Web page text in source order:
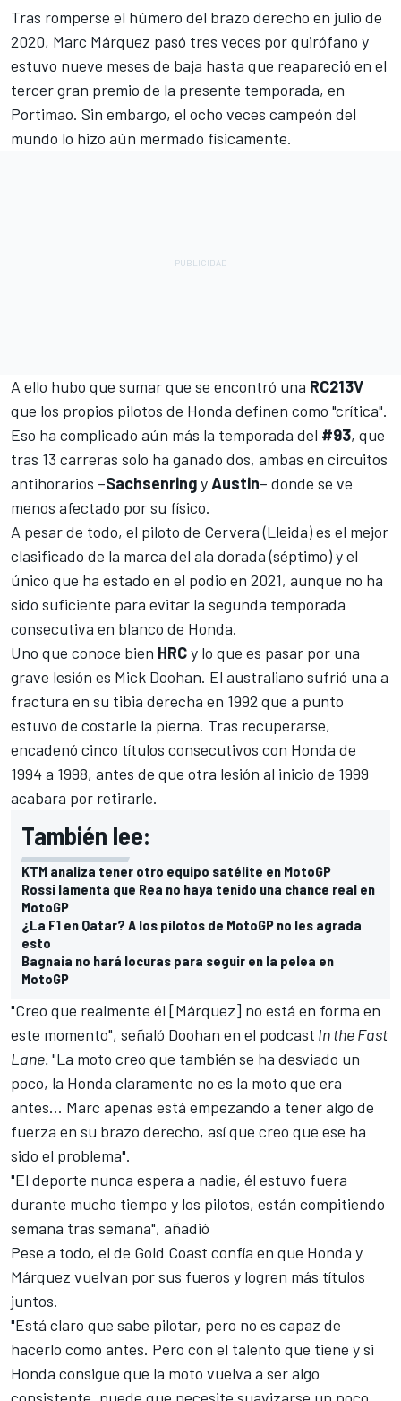
Tras romperse el húmero del brazo derecho en julio de
2020, Marc Márquez pasó tres veces por quirófano y
estuvo nueve meses de baja hasta que reapareció en el
tercer gran premio de la presente temporada, en
Portimao. Sin embargo, el ocho veces campeón del
mundo lo hizo aún mermado físicamente.
A ello hubo que sumar que se encontró una RC213V
que los propios pilotos de Honda definen como "crítica".
Eso ha complicado aún más la temporada del #93, que
tras 13 carreras solo ha ganado dos, ambas en circuitos
antihorarios –SachsenringyAustin– donde se ve
menos afectado por su físico.
A pesar de todo, el piloto de Cervera (Lleida) es el mejor
clasificado de la marca del ala dorada (séptimo) y el
único que ha estado en el podio en 2021, aunque no ha
sido suficiente para evitar la segunda temporada
consecutiva en blanco de Honda.
Uno que conoce bien HRCy lo que es pasar por una
grave lesión es Mick Doohan. El australiano sufrió una a
fractura en su tibia derecha en 1992 que a punto
estuvo de costarle la pierna. Tras recuperarse,
encadenó cinco títulos consecutivos con Honda de
1994 a 1998, antes de que otra lesión al inicio de 1999
acabara por retirarle.
También lee:
KTM analiza tener otro equipo satélite en MotoGP
Rossi lamenta que Rea no haya tenido una chance real en
MotoGP
¿La F1 en Qatar? A los pilotos de MotoGP no les agrada
esto
Bagnaia no hará locuras para seguir en la pelea en
MotoGP
"Creo que realmente él [Márquez] no está en forma en
este momento", señaló Doohan en el podcast In the Fast
Lane. "La moto creo que también se ha desviado un
poco, la Honda claramente no es la moto que era
antes... Marc apenas está empezando a tener algo de
fuerza en su brazo derecho, así que creo que ese ha
sido el problema".
"El deporte nunca espera a nadie, él estuvo fuera
durante mucho tiempo y los pilotos, están compitiendo
semana tras semana", añadió
Pese a todo, el de Gold Coast confía en que Honda y
Márquez vuelvan por sus fueros y logren más títulos
juntos.
"Está claro que sabe pilotar, pero no es capaz de
hacerlo como antes. Pero con el talento que tiene y si
Honda consigue que la moto vuelva a ser algo